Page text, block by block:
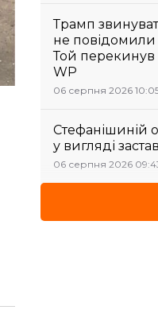
Трамп
не
Той перекинув
WP
06 серпня 2026
Стефанішиній
у вигляді
06 серпня 2026